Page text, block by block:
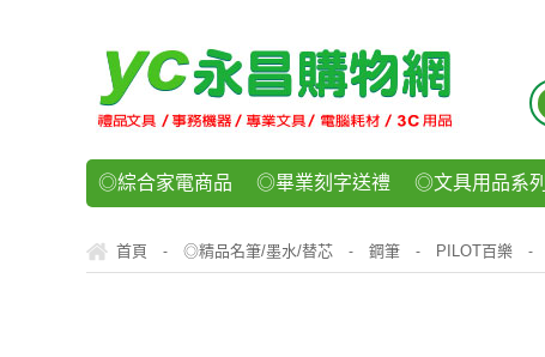
◎綜合家電商品 ◎畢業刻字送禮 ◎文具用品系列
◎運動/休閒/樂器 ◎客製化禮贈品 ◎食品/零食/
首頁 - ◎精品名筆/墨水/替芯 - 鋼筆 - PILOT百樂 -